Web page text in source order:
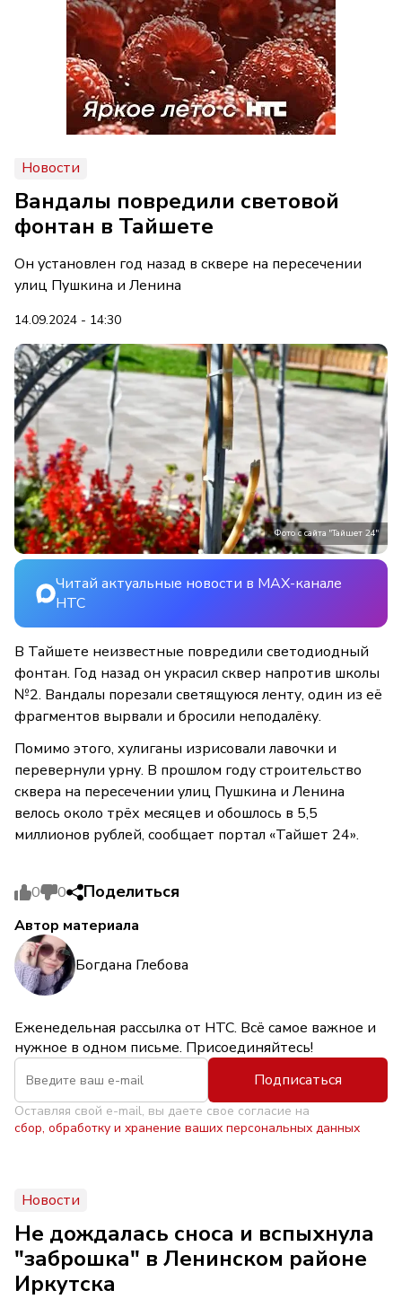
Новости
Вандалы повредили световой
фонтан в Тайшете
Он установлен год назад в сквере на пересечении
улиц Пушкина и Ленина
14.09.2024 - 14:30
Фото с сайта "Тайшет 24"
Читай актуальные новости в MAX-канале
НТС
В Тайшете неизвестные повредили светодиодный
фонтан. Год назад он украсил сквер напротив школы
№2. Вандалы порезали светящуюся ленту, один из её
фрагментов вырвали и бросили неподалёку.
Помимо этого, хулиганы изрисовали лавочки и
перевернули урну. В прошлом году строительство
сквера на пересечении улиц Пушкина и Ленина
велось около трёх месяцев и обошлось в 5,5
миллионов рублей, сообщает портал «Тайшет 24».
0 0 Поделиться
Автор материала
Богдана Глебова
Еженедельная рассылка от НТС. Всё самое важное и
нужное в одном письме. Присоединяйтесь!
Подписаться
Оставляя свой e-mail, вы даете свое согласие на
сбор, обработку и хранение ваших персональных данных
Новости
Не дождалась сноса и вспыхнула
"заброшка" в Ленинском районе
Иркутска